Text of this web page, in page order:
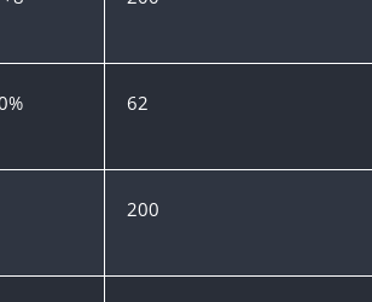
62
200